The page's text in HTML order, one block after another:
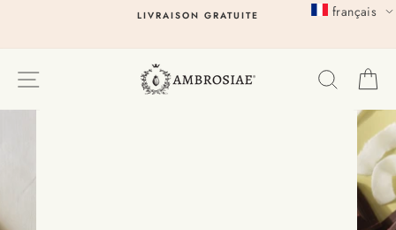
LIVRAISON GRATUITE français